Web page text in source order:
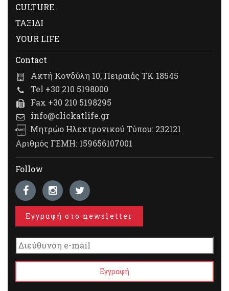
CULTURE
ΤΑΞΙΔΙ
YOUR LIFE
Contact
Ακτή Κονδύλη 10, Πειραιάς ΤΚ 18545
Tel +30 210 5198000
Fax +30 210 5198295
info@clickatlife.gr
Μητρώο Ηλεκτρονικού Τύπου: 232121
Αριθμός ΓΕΜΗ: 159656107001
Follow
Εγγραφή στο newsletter